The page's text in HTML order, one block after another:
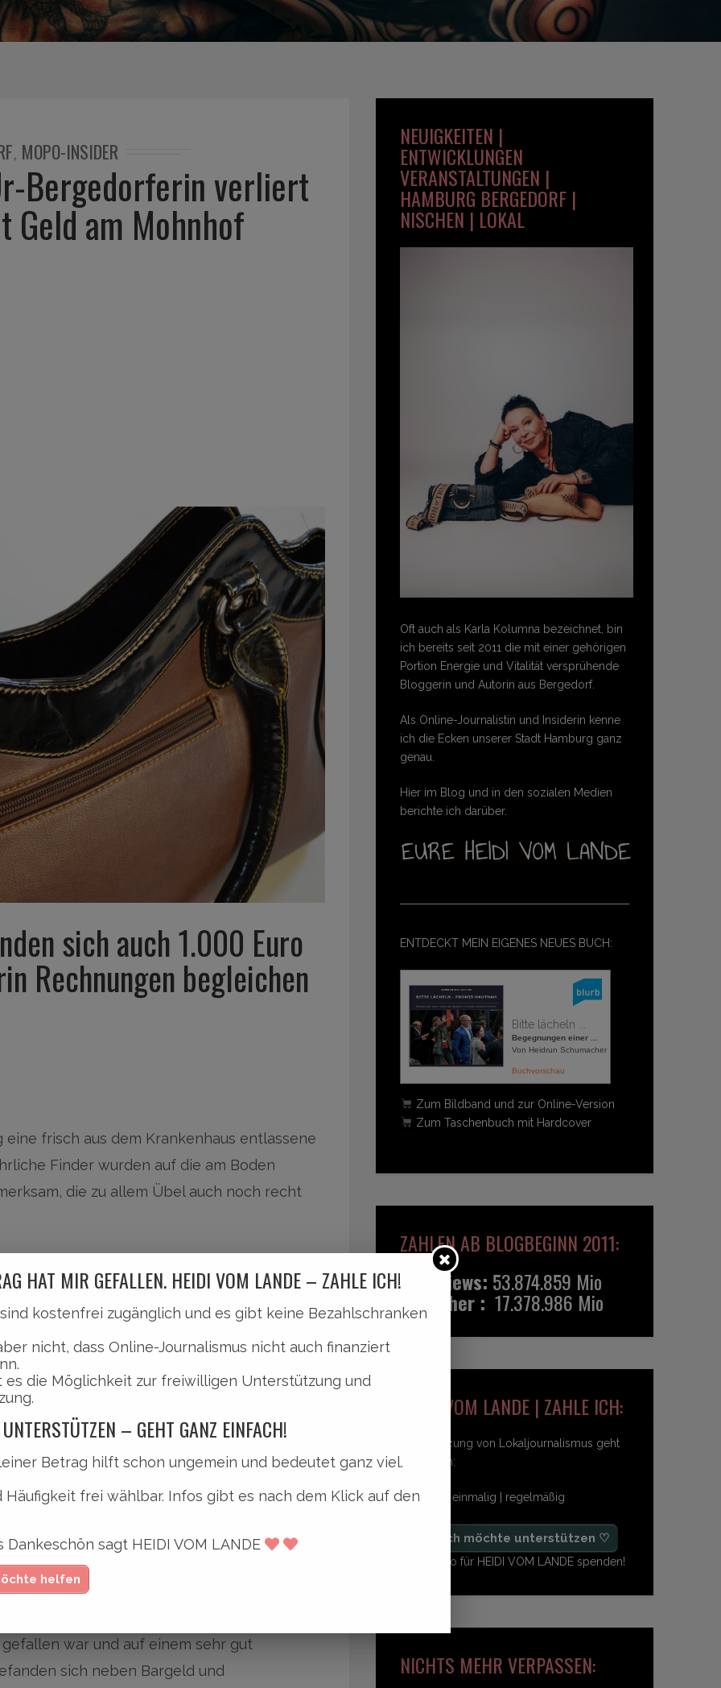
, MOPO-INSIDER
Bergedorferin verliert
Geld am Mohnhof
sich auch 1.000 Euro
Rechnungen begleichen
frisch aus dem Krankenhaus entlassene
Finder wurden auf die am Boden
die zu allem Übel auch noch recht
aus dem Fahrradkorb gefallen. Die zwei
Daten der Rentnerin vorlagen.Alles
Rentnerin in der letzten Woche im
Herz-OP war diese noch ziemlich
abhob, um unbedingt nach dem
zu bezahlen.
war und auf einem sehr gut
sich neben Bargeld und
NEUIGKEITEN |
ENTWICKLUNGEN
VERANSTALTUNGEN |
HAMBURG BERGEDORF |
NISCHEN | LOKAL
Oft auch als Karla Kolumna bezeichnet, bin
ich bereits seit 2011 die mit einer gehörigen
Portion Energie und Vitalität versprühende
Bloggerin und Autorin aus Bergedorf.
Als Online-Journalistin und Insiderin kenne
ich die Ecken unserer Stadt Hamburg ganz
genau.
Hier im Blog und in den sozialen Medien
berichte ich darüber.
ENTDECKT MEIN EIGENES NEUES BUCH:
Bitte lächeln ...
Begegnungen einer ...
Von Heidrun Schumacher
Buchvorschau
Zum Bildband und zur Online-Version
Zum Taschenbuch mit Hardcover
ZAHLEN AB BLOGBEGINN 2011:
Pageviews: 53.874.859 Mio
Besucher : 17.378.986 Mio
HEIDI VOM LANDE | ZAHLE ICH:
Unterstützung von Lokaljournalismus geht
so einfach:
freiwillig | einmalig | regelmäßig
♡ Ja, ich möchte unterstützen ♡
Ab 1,- Euro für HEIDI VOM LANDE spenden!
NICHTS MEHR VERPASSEN:
HAT MIR GEFALLEN. HEIDI VOM LANDE – ZAHLE ICH!
kostenfrei zugänglich und es gibt keine Bezahlschranken
nicht, dass Online-Journalismus nicht auch finanziert
es die Möglichkeit zur freiwilligen Unterstützung und
– GEHT GANZ EINFACH!
Betrag hilft schon ungemein und bedeutet ganz viel.
Häufigkeit frei wählbar. Infos gibt es nach dem Klick auf den
Dankeschön sagt HEIDI VOM LANDE
helfen